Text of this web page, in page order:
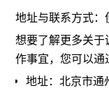
地址与联系方式：
想要了解更多关于
作事宜，您可以通
地址：北京市通